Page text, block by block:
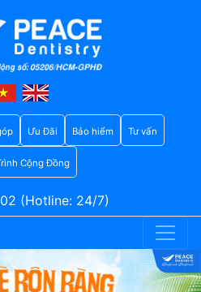
Ưu Đãi Bảo hiểm Tư vấn
Cộng Đồng
(Hotline: 24/7)